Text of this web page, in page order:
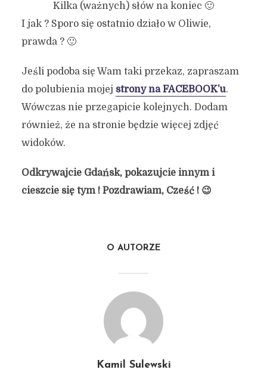
Kilka (ważnych) słów na koniec 🙂
I jak ? Sporo się ostatnio działo w Oliwie,
prawda ? 🙂
Jeśli podoba się Wam taki przekaz, zapraszam
do polubienia mojej strony na FACEBOOK’u.
Wówczas nie przegapicie kolejnych. Dodam
również, że na stronie będzie więcej zdjęć
widoków.
Odkrywajcie Gdańsk, pokazujcie innym i
cieszcie się tym ! Pozdrawiam, Cześć ! 😉
O AUTORZE
Kamil Sulewski